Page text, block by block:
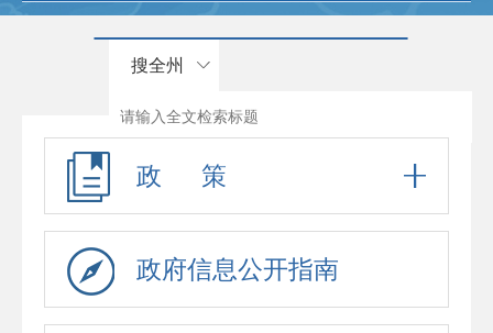
搜全州
政 策
政府信息公开指南